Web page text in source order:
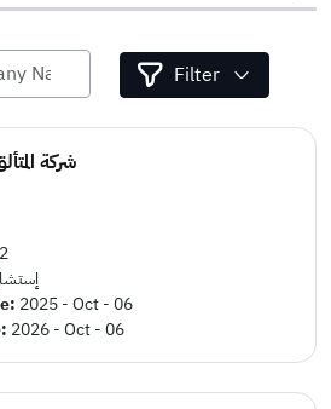
Filter
شركة
2025 - Oct - 06
2026 - Oct - 06